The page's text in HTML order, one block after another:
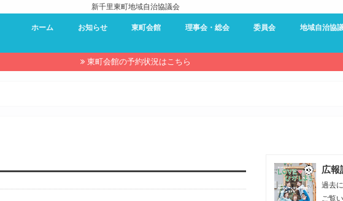
新千里東町地域自治協議会
ホーム お知らせ 東町会館
東町会館 – 利用案内
東町会館 – 予約状況
東町会館 – 使用申し込み
理事会・総会
理事会・総会
過去の理事会・総会資料
委員会
防災委員会
環境委員会
夏祭り
近隣センター委員会
キャンドルロード
東町会館
広報委員会
地域自治協
東町会館の予約状況はこちら
広報
過去
ご覧